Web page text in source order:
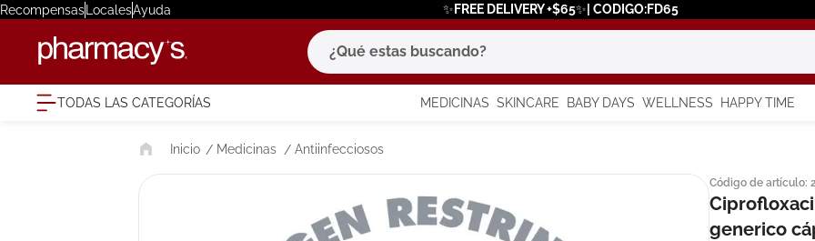
RecompensasLocalesAyuda ✨FREE DELIVERY +$65✨| CODIGO:FD65
¿Qué estas buscando?
TODAS LAS CATEGORÍAS MEDICINAS SKINCARE BABY DAYS WELLNESS HAPPY TIME
Medicinas Antiinfecciosos
Código de artículo:
generico
términos más buscados
1. eucerin
3. bioderma